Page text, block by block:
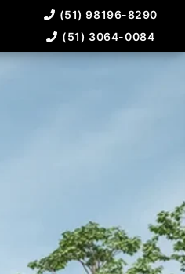
(51) 98196-8290
(51) 3064-0084